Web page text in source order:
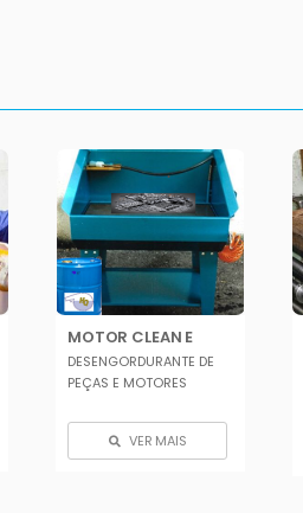
MOTOR CLEAN E
DESENGORDURANTE DE
PEÇAS E MOTORES
VER MAIS